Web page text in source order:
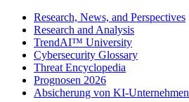
Research, News, and Perspectives
Research and Analysis
TrendAI™ University
Cybersecurity Glossary
Threat Encyclopedia
Prognosen 2026
Absicherung von KI-Unternehmen